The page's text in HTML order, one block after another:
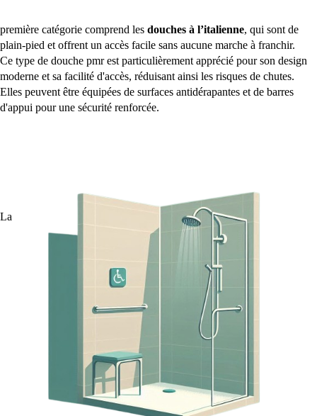
première catégorie comprend les douches à l’italienne, qui sont de
plain-pied et offrent un accès facile sans aucune marche à franchir.
Ce type de douche pmr est particulièrement apprécié pour son design
moderne et sa facilité d'accès, réduisant ainsi les risques de chutes.
Elles peuvent être équipées de surfaces antidérapantes et de barres
d'appui pour une sécurité renforcée.
La